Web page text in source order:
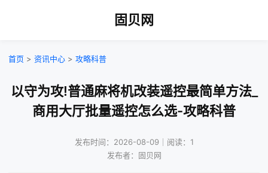
固贝网
首页 > 资讯中心 > 攻略科普
以守为攻!普通麻将机改装遥控最简单方法_
商用大厅批量遥控怎么选-攻略科普
发布时间：2026-08-09｜阅读：1
发布者：固贝网